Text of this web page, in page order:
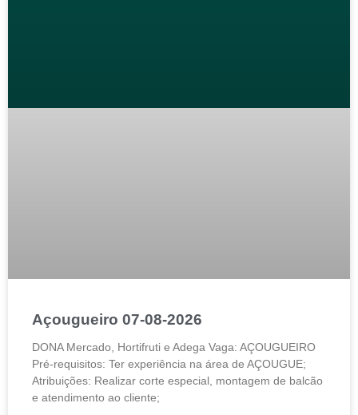
Açougueiro 07-08-2026
DONA Mercado, Hortifruti e Adega Vaga: AÇOUGUEIRO
Pré-requisitos: Ter experiência na área de AÇOUGUE;
Atribuições: Realizar corte especial, montagem de balcão
e atendimento ao cliente;